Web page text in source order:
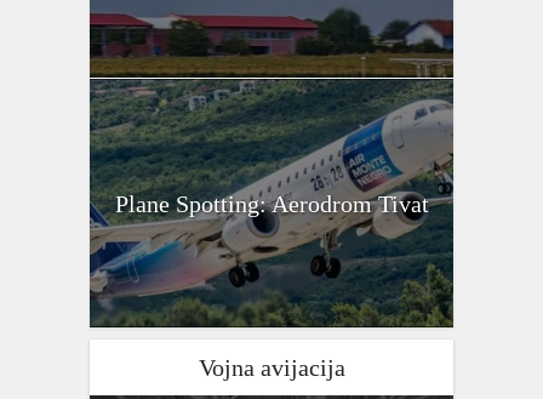
Plane Spotting: Aerodrom Tivat
Vojna avijacija